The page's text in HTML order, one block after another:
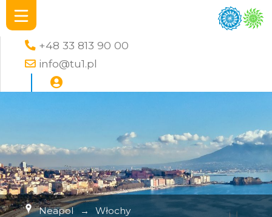
+48 33 813 90 00
info@tu1.pl
Neapol → Włochy